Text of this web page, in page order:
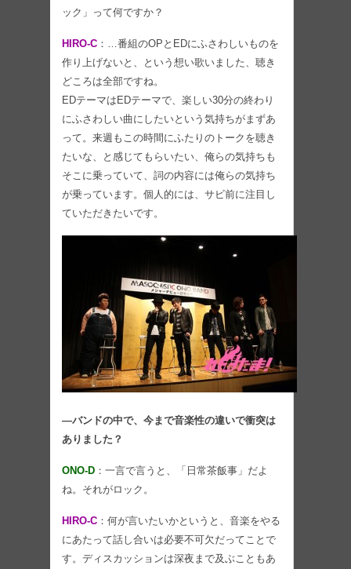
ック」って何ですか？
HIRO-C ：…番組のOPとEDにふさわしいものを
作り上げないと、という想い歌いました、聴き
どころは全部ですね。
EDテーマはEDテーマで、楽しい30分の終わり
にふさわしい曲にしたいという気持ちがまずあ
って。来週もこの時間にふたりのトークを聴き
たいな、と感じてもらいたい、俺らの気持ちも
そこに乗っていて、詞の内容には俺らの気持ち
が乗っています。個人的には、サビ前に注目し
ていただきたいです。
―バンドの中で、今まで音楽性の違いで衝突は
ありました？
ONO-D ：一言で言うと、「日常茶飯事」だよ
ね。それがロック。
HIRO-C ：何が言いたいかというと、音楽をやる
にあたって話し合いは必要不可欠だってことで
す。ディスカッションは深夜まで及ぶこともあ